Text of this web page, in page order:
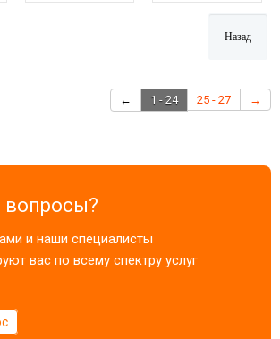
← 1 - 24 25 - 27 →
вопросы?
и наши специалисты
вас по всему спектру услуг